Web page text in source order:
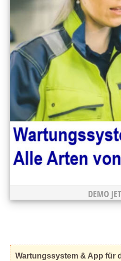
DEMO
Wartungssystem & App für